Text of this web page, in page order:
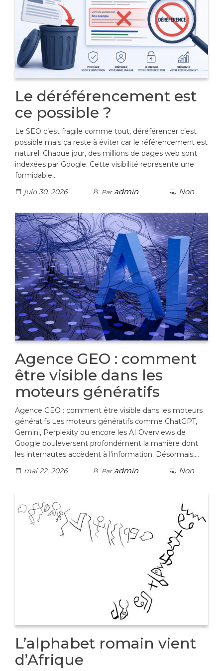
Le déréférencement est
ce possible ?
Le SEO c’est fragile comme tout, déréférencer c’est
possible mais ça reste à éviter car le référencement est
naturel. Chaque jour, des millions de pages web sont
indexées par Google. Cette visibilité représente une
formidable…
juin 30, 2026
Par admin Non
Agence GEO : comment
être visible dans les
moteurs génératifs
Agence GEO : comment être visible dans les moteurs
génératifs Les moteurs génératifs comme ChatGPT,
Gemini, Perplexity ou encore les AI Overviews de
Google bouleversent profondément la manière dont
les internautes accèdent à l’information. Désormais,…
mai 22, 2026
Par admin Non
L’alphabet romain vient
d’Afrique